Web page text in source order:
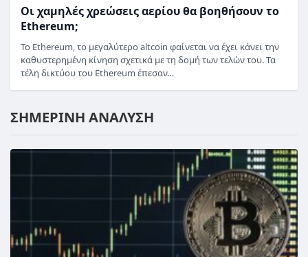
Οι χαμηλές χρεώσεις αερίου θα βοηθήσουν το
Ethereum;
Το Ethereum, το μεγαλύτερο altcoin φαίνεται να έχει κάνει την
καθυστερημένη κίνηση σχετικά με τη δομή των τελών του. Τα
τέλη δικτύου του Ethereum έπεσαν…
ΣΗΜΕΡΙΝΗ ΑΝΑΛΥΣΗ